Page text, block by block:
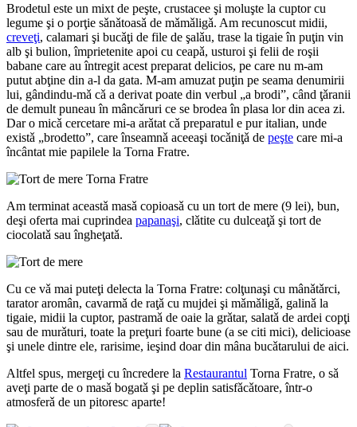
Brodetul este un mixt de peşte, crustacee şi moluşte la cuptor cu
legume şi o porţie sǎnǎtoasǎ de mǎmǎligǎ. Am recunoscut midii,
creveţi, calamari şi bucǎţi de file de şalǎu, trase la tigaie în puţin vin
alb şi bulion, împrietenite apoi cu ceapǎ, usturoi şi felii de roşii
babane care au întregit acest preparat delicios, pe care nu m-am
putut abţine din a-l da gata. M-am amuzat puţin pe seama denumirii
lui, gândindu-mǎ cǎ a derivat poate din verbul „a brodi”, când ţǎranii
de demult puneau în mâncǎruri ce se brodea în plasa lor din acea zi.
Dar o micǎ cercetare mi-a arǎtat cǎ preparatul e pur italian, unde
existǎ „brodetto”, care înseamnǎ aceeaşi tocǎniţǎ de peşte care mi-a
încântat mie papilele la Torna Fratre.
Am terminat aceastǎ masǎ copioasǎ cu un tort de mere (9 lei), bun,
deşi oferta mai cuprindea papanaşi, clǎtite cu dulceaţǎ şi tort de
ciocolatǎ sau îngheţatǎ.
Cu ce vǎ mai puteţi delecta la Torna Fratre: colţunaşi cu mânǎtǎrci,
tarator aromân, cavarmǎ de raţǎ cu mujdei şi mǎmǎligǎ, galinǎ la
tigaie, midii la cuptor, pastramǎ de oaie la grǎtar, salatǎ de ardei copţi
sau de murǎturi, toate la preţuri foarte bune (a se citi mici), delicioase
şi unele dintre ele, rarisime, ieşind doar din mâna bucǎtarului de aici.
Altfel spus, mergeţi cu încredere la Restaurantul Torna Fratre, o sǎ
aveţi parte de o masǎ bogatǎ şi pe deplin satisfǎcǎtoare, într-o
atmosferǎ de un pitoresc aparte!